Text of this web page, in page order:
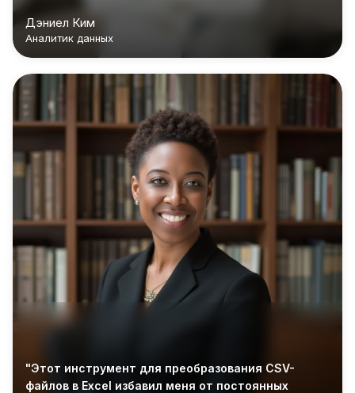
Дэниел Ким
Аналитик данных
"Этот инструмент для преобразования CSV-
файлов в Excel избавил меня от постоянных